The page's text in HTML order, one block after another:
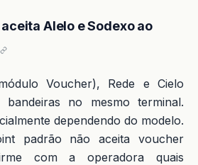
Alelo e Sodexo ao
Voucher), Rede e Cielo
bandeiras no mesmo terminal.
dependendo do modelo.
padrão não aceita voucher
com a operadora quais